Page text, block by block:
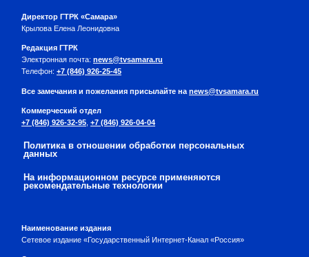
Директор ГТРК «Самара»
Крылова Елена Леонидовна
Редакция ГТРК
Электронная почта: news@tvsamara.ru
Телефон: +7 (846) 926-25-45
Все замечания и пожелания присылайте на news@tvsamara.ru
Коммерческий отдел
+7 (846) 926-32-95 +7 (846) 926-04-04
Политика в отношении обработки персональных
данных
На информационном ресурсе применяются
рекомендательные технологии
Наименование издания
Сетевое издание «Государственный Интернет-Канал «Россия»